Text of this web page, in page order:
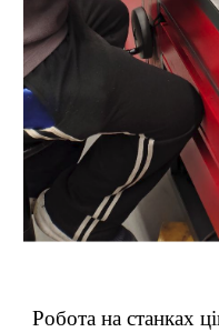
Робота на станках